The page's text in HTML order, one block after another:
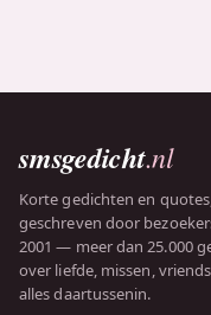
smsgedicht.nl
Korte gedichten en
geschreven door
2001 — meer dan 25.000
over liefde, missen,
alles daartussenin.